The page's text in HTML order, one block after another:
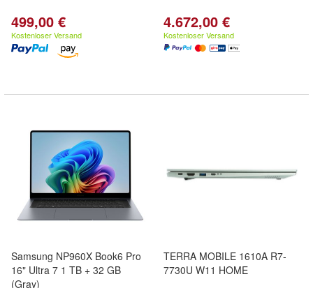
499,00 €
Kostenloser Versand
4.672,00 €
Kostenloser Versand
Samsung NP960X Book6 Pro
16" Ultra 7 1 TB + 32 GB
(Gray)
TERRA MOBILE 1610A R7-
7730U W11 HOME